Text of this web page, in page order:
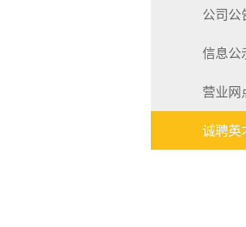
公司公
信息公
营业网
诚聘英